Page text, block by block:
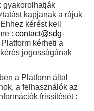
gyakorolhatják
kapjanak a rájuk
kérést kell
: contact@sdg-
kérheti a
jogosságának
a Platform által
a felhasználók az
frissítését :